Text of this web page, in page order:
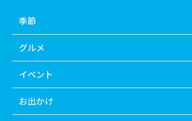
季節
グルメ
イベント
お出かけ